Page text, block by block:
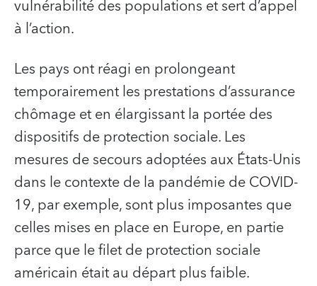
vulnérabilité des populations et sert d’appel
à l’action.
Les pays ont réagi en prolongeant
temporairement les prestations d’assurance
chômage et en élargissant la portée des
dispositifs de protection sociale. Les
mesures de secours adoptées aux États‑Unis
dans le contexte de la pandémie de COVID-
19, par exemple, sont plus imposantes que
celles mises en place en Europe, en partie
parce que le filet de protection sociale
américain était au départ plus faible.